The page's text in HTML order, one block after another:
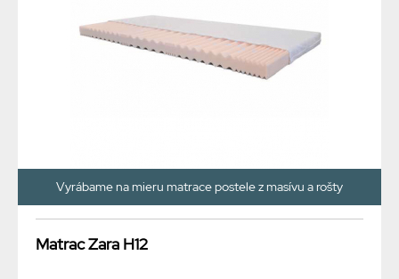
Vyrábame na mieru matrace postele z masívu a rošty
Matrac Zara H12